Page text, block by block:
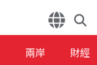
兩岸 財經